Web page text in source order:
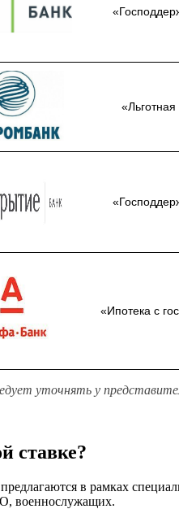
«Ипотека с
уточнять у
ставке?
в рамках
военнослужащих.